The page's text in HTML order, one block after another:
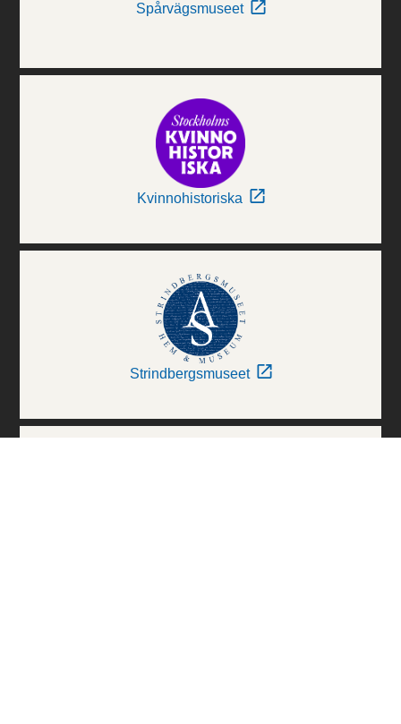
Spårvägsmuseet
Kvinnohistoriska
Strindbergsmuseet